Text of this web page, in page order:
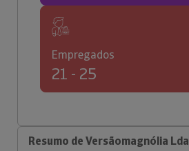
Empregados
21 - 25
Resumo de Versãomagnólia Lda